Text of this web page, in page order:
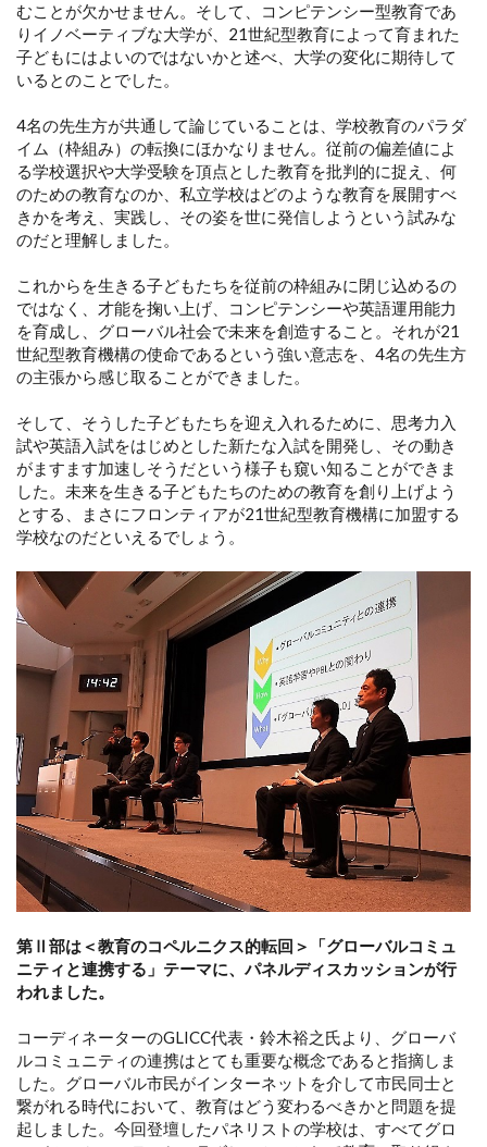
むことが欠かせません。そして、コンピテンシー型教育であ
りイノベーティブな大学が、21世紀型教育によって育まれた
子どもにはよいのではないかと述べ、大学の変化に期待して
いるとのことでした。
4名の先生方が共通して論じていることは、学校教育のパラダ
イム（枠組み）の転換にほかなりません。従前の偏差値によ
る学校選択や大学受験を頂点とした教育を批判的に捉え、何
のための教育なのか、私立学校はどのような教育を展開すべ
きかを考え、実践し、その姿を世に発信しようという試みな
のだと理解しました。
これからを生きる子どもたちを従前の枠組みに閉じ込めるの
ではなく、才能を掬い上げ、コンピテンシーや英語運用能力
を育成し、グローバル社会で未来を創造すること。それが21
世紀型教育機構の使命であるという強い意志を、4名の先生方
の主張から感じ取ることができました。
そして、そうした子どもたちを迎え入れるために、思考力入
試や英語入試をはじめとした新たな入試を開発し、その動き
がますます加速しそうだという様子も窺い知ることができま
した。未来を生きる子どもたちのための教育を創り上げよう
とする、まさにフロンティアが21世紀型教育機構に加盟する
学校なのだといえるでしょう。
第Ⅱ部は＜教育のコペルニクス的転回＞「グローバルコミュ
ニティと連携する」テーマに、パネルディスカッションが行
われました。
コーディネーターのGLICC代表・鈴木裕之氏より、グローバ
ルコミュニティの連携はとても重要な概念であると指摘しま
した。グローバル市民がインターネットを介して市民同士と
繋がれる時代において、教育はどう変わるべきかと問題を提
起しました。今回登壇したパネリストの学校は、すべてグロ